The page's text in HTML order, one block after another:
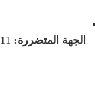
الجهة المتضررة: 11 عائلة زراعية في القرية.